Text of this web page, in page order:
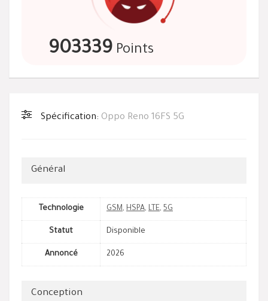
903339 Points
Spécification: Oppo Reno 16FS 5G
Général
Technologie GSM, HSPA, LTE, 5G
Statut Disponible
Annoncé 2026
Conception